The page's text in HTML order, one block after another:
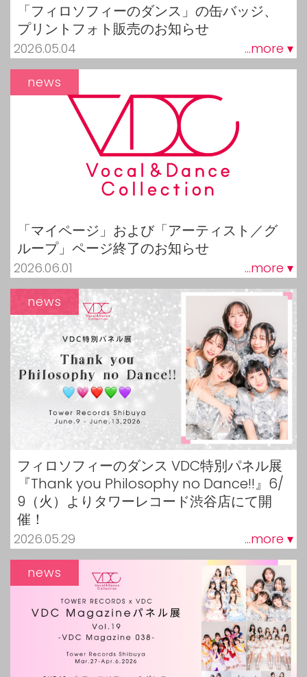
「フィロソフィーのダンス」の缶バッジ、
プリントフォト販売のお知らせ
2026.05.04 ...more ▾
「マイページ」および「アーティスト／グ
ループ」ページ終了のお知らせ
2026.06.01 ...more ▾
news
フィロソフィーのダンス VDC特別パネル展
『Thank you Philosophy no Dance!!』6/
9（火）よりタワーレコード渋谷店にて開
催！
2026.05.29 ...more ▾
news
news